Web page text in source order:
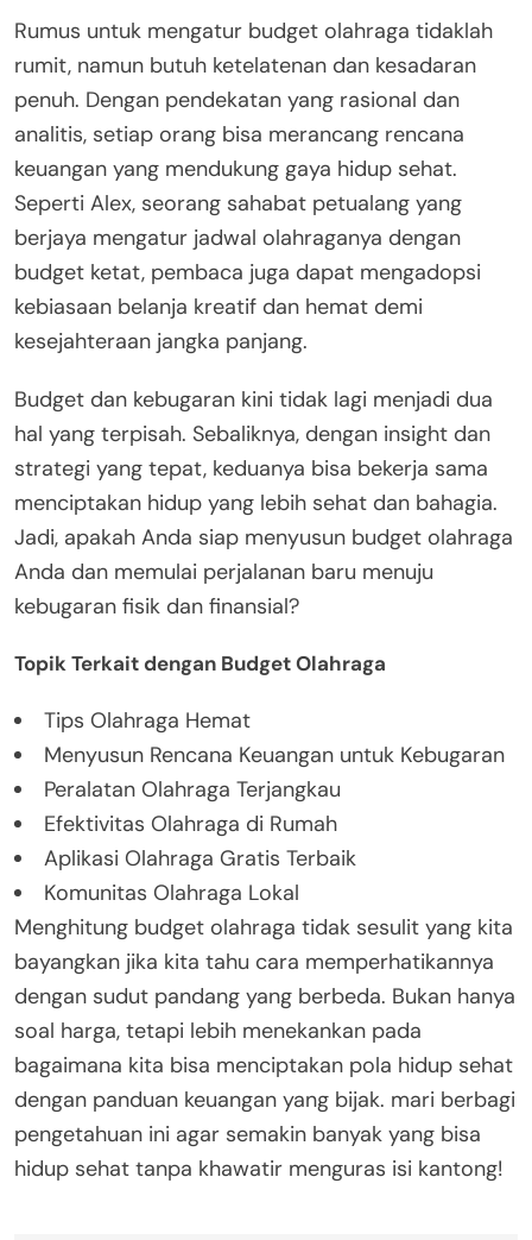
Rumus untuk mengatur budget olahraga tidaklah
rumit, namun butuh ketelatenan dan kesadaran
penuh. Dengan pendekatan yang rasional dan
analitis, setiap orang bisa merancang rencana
keuangan yang mendukung gaya hidup sehat.
Seperti Alex, seorang sahabat petualang yang
berjaya mengatur jadwal olahraganya dengan
budget ketat, pembaca juga dapat mengadopsi
kebiasaan belanja kreatif dan hemat demi
kesejahteraan jangka panjang.
Budget dan kebugaran kini tidak lagi menjadi dua
hal yang terpisah. Sebaliknya, dengan insight dan
strategi yang tepat, keduanya bisa bekerja sama
menciptakan hidup yang lebih sehat dan bahagia.
Jadi, apakah Anda siap menyusun budget olahraga
Anda dan memulai perjalanan baru menuju
kebugaran fisik dan finansial?
Topik Terkait dengan Budget Olahraga
Tips Olahraga Hemat
Menyusun Rencana Keuangan untuk Kebugaran
Peralatan Olahraga Terjangkau
Efektivitas Olahraga di Rumah
Aplikasi Olahraga Gratis Terbaik
Komunitas Olahraga Lokal
Menghitung budget olahraga tidak sesulit yang kita
bayangkan jika kita tahu cara memperhatikannya
dengan sudut pandang yang berbeda. Bukan hanya
soal harga, tetapi lebih menekankan pada
bagaimana kita bisa menciptakan pola hidup sehat
dengan panduan keuangan yang bijak. mari berbagi
pengetahuan ini agar semakin banyak yang bisa
hidup sehat tanpa khawatir menguras isi kantong!